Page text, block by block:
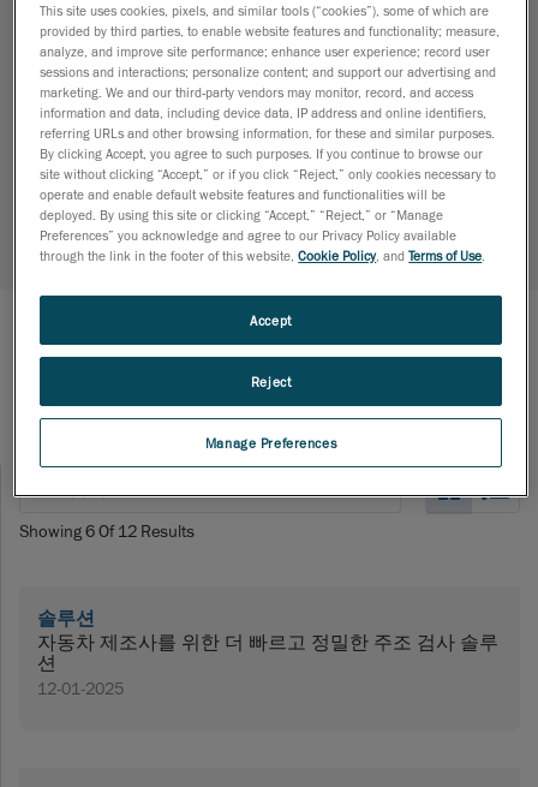
실로 옮기지 않고도 표면을 100% 검사하여 규정 준수
가 필요한 부품을 더 빠른 시간 내에 제조할 수 있습니
다.
제조 산업을 위한 Creaform 솔루션
휴대성, 생산 현장에서 직접 부품 측정 가능
신속, 검사 시간 단축
다목적성, 다양한 모양과 형상의 제품을 스캐너 한대
로 모두 검사
애플리케이션
Showing6Of12 Results
솔루션
자동차 제조사를 위한 더 빠르고 정밀한 주조 검사 솔루
션
12-01-2025
This site uses cookies, pixels, and similar tools (“cookies”), some of which are
provided by third parties, to enable website features and functionality; measure,
analyze, and improve site performance; enhance user experience; record user
sessions and interactions; personalize content; and support our advertising and
marketing. We and our third-party vendors may monitor, record, and access
information and data, including device data, IP address and online identifiers,
referring URLs and other browsing information, for these and similar purposes.
By clicking Accept, you agree to such purposes. If you continue to browse our
site without clicking “Accept,” or if you click “Reject,” only cookies necessary to
operate and enable default website features and functionalities will be
deployed. By using this site or clicking “Accept,” “Reject,” or “Manage
Preferences” you acknowledge and agree to our Privacy Policy available
through the link in the footer of this website,Cookie Policy, andTerms of Use
Manage Preferences
Reject
Accept